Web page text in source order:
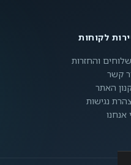
לקוחות
והחזרות
קשר
האתר
נגישות
אנחנו